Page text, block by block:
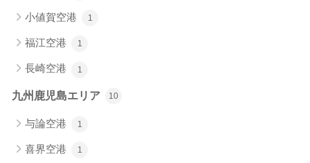
小値賀空港 1
福江空港 1
長崎空港 1
九州鹿児島エリア 10
与論空港 1
喜界空港 1